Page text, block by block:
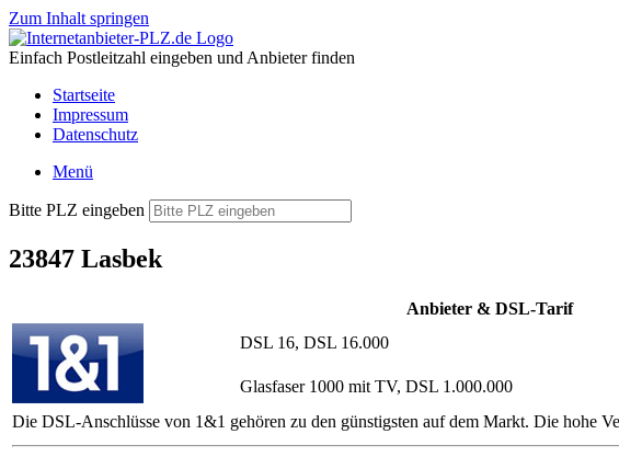
Zum Inhalt springen
Einfach Postleitzahl eingeben und Anbieter finden
Startseite
Impressum
Datenschutz
Menü
Bitte PLZ eingeben
23847 Lasbek
Anbieter & DSL-Tarif
DSL 16, DSL 16.000
Glasfaser 1000 mit TV, DSL 1.000.000
Die DSL-Anschlüsse von 1&1 gehören zu den günstigsten auf dem Markt. Die hohe